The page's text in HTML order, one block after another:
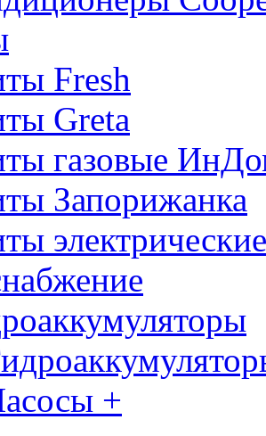
Fresh
Greta
газовые
Запорижанка
+